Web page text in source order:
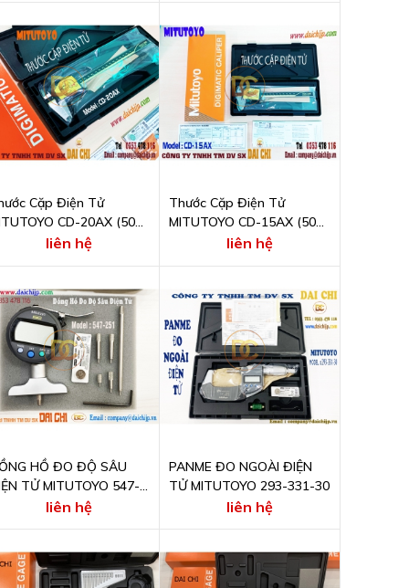
Cặp Điện Tử
CD-20AX (500-
liên hệ
Thước Cặp Điện Tử
MITUTOYO CD-15AX (500-
liên hệ
HỒ ĐO ĐỘ SÂU
TỬ MITUTOYO 547-
( DEPTH GAGE )
liên hệ
PANME ĐO NGOÀI ĐIỆN
TỬ MITUTOYO 293-331-30
liên hệ